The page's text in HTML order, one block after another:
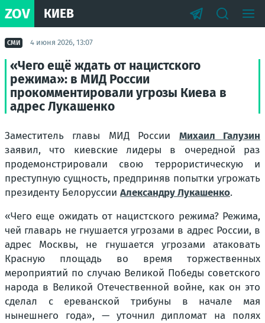
ZOV КИЕВ
СМИ 4 июня 2026, 13:07
«Чего ещё ждать от нацистского
режима»: в МИД России
прокомментировали угрозы Киева в
адрес Лукашенко
Заместитель главы МИД России Михаил Галузин
заявил, что киевские лидеры в очередной раз
продемонстрировали свою террористическую и
преступную сущность, предприняв попытки угрожать
президенту Белоруссии Александру Лукашенко.
«Чего еще ожидать от нацистского режима? Режима,
чей главарь не гнушается угрозами в адрес России, в
адрес Москвы, не гнушается угрозами атаковать
Красную площадь во время торжественных
мероприятий по случаю Великой Победы советского
народа в Великой Отечественной войне, как он это
сделал с ереванской трибуны в начале мая
нынешнего года», — уточнил дипломат на полях